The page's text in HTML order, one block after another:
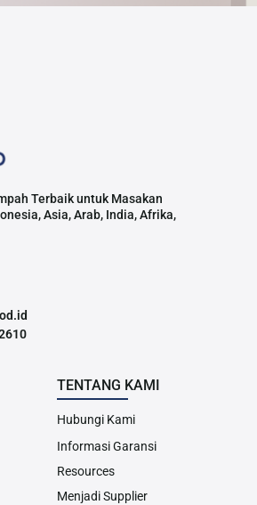
Terbaik untuk Masakan
Asia, Arab, India, Afrika,
TENTANG KAMI
Hubungi Kami
Informasi Garansi
Resources
Menjadi Supplier